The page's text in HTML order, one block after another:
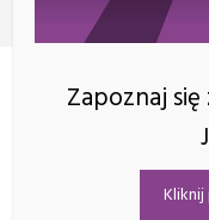
Wózki widłowe
Zapoznaj